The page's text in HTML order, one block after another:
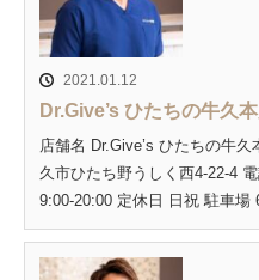
2021.01.12
Dr.Give’s ひたちの牛久
店舗名 Dr.Give’s ひたちの牛
久市ひたち野うしく西4-22-4
9:00-20:00 定休日 日祝 駐車場